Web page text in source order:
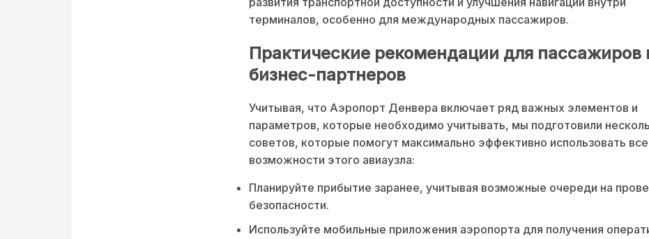
терминалов, особенно для международных пассажиров.
Практические рекомендации для пассажиров
бизнес-партнеров
Учитывая, что Аэропорт Денвера включает ряд важных элементов и
параметров, которые необходимо учитывать, мы подготовили
советов, которые помогут максимально эффективно использовать все
возможности этого авиаузла:
Планируйте прибытие заранее, учитывая возможные очереди на
безопасности.
Используйте мобильные приложения аэропорта для получения